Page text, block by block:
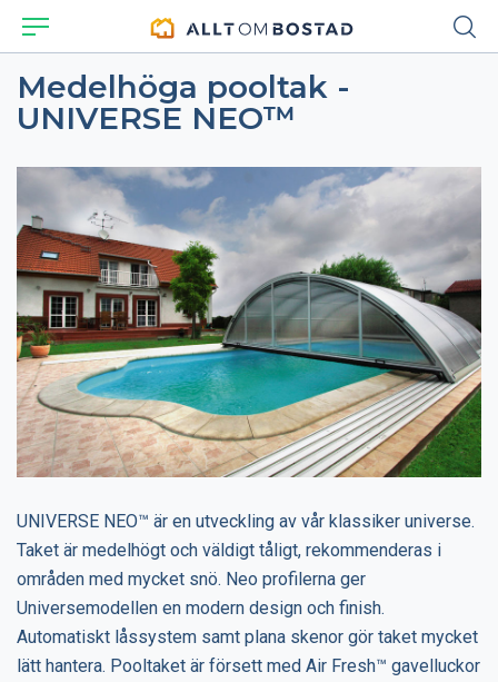
Medelhöga pooltak -
UNIVERSE NEO™
UNIVERSE NEO™ är en utveckling av vår klassiker universe.
Taket är medelhögt och väldigt tåligt, rekommenderas i
områden med mycket snö. Neo profilerna ger
Universemodellen en modern design och finish.
Automatiskt låssystem samt plana skenor gör taket mycket
lätt hantera. Pooltaket är försett med Air Fresh™ gavelluckor